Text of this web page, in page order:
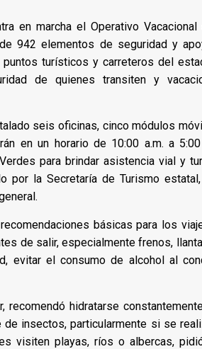
en marcha el Operativo Vacacional
942 elementos de seguridad y
turísticos y carreteros del
de quienes transiten y
seis oficinas, cinco módulos
en un horario de 10:00 a.m. a
para brindar asistencia vial y
por la Secretaría de Turismo
básicas para los
de salir, especialmente frenos,
evitar el consumo de alcohol al
hidratarse
insectos, particularmente si se
visiten playas, ríos o albercas,